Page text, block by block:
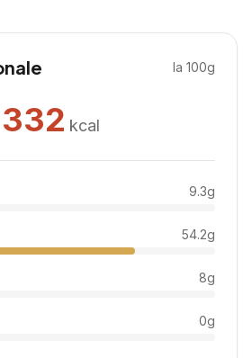
la 100g
332 kcal
9.3g
54.2g
8g
0g